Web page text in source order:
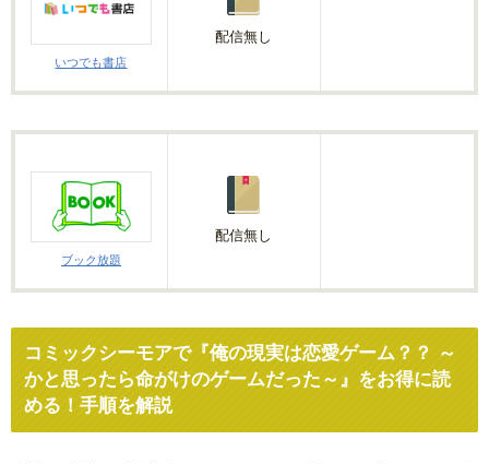
いつでも書店
配信無し
ブック放題
配信無し
コミックシーモアで『俺の現実は恋愛ゲーム？？ ～
かと思ったら命がけのゲームだった～』をお得に読
める！手順を解説